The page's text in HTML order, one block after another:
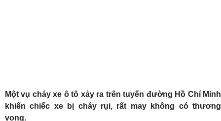
Một vụ cháy xe ô tô xảy ra trên tuyến đường Hồ Chí Minh
khiến chiếc xe bị cháy rụi, rất may không có thương
vong.